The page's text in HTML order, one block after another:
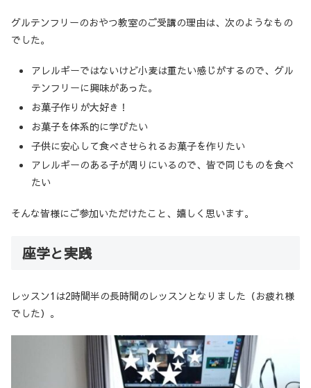
グルテンフリーのおやつ教室のご受講の理由は、次のようなもの
でした。
アレルギーではないけど小麦は重たい感じがするので、グル
テンフリーに興味があった。
お菓子作りが大好き！
お菓子を体系的に学びたい
子供に安心して食べさせられるお菓子を作りたい
アレルギーのある子が周りにいるので、皆で同じものを食べ
たい
そんな皆様にご参加いただけたこと、嬉しく思います。
座学と実践
レッスン1は2時間半の長時間のレッスンとなりました（お疲れ様
でした）。